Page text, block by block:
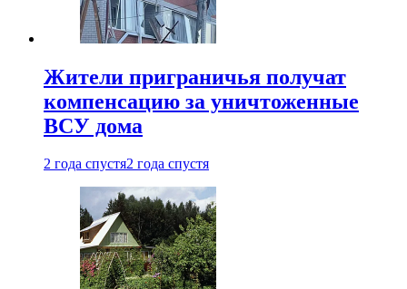
Жители приграничья получат
компенсацию за уничтоженные
ВСУ дома
2 года спустя2 года спустя